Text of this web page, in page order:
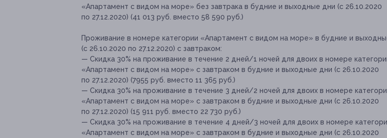
«Апартамент с видом на море» без завтрака в будние и выходные дни (с 26.10.2020
по 27.12.2020) (41 013 руб. вместо 58 590 руб.)
Проживание в номере категории «Апартамент с видом на море» в будние и
(с 26.10.2020 по 27.12.2020) с завтраком:
— Скидка 30% на проживание в течение 2 дней/1 ночей для двоих в номере
«Апартамент с видом на море» с завтраком в будние и выходные дни (с 26.10.2020
по 27.12.2020) (7955 руб. вместо 11 365 руб.)
— Скидка 30% на проживание в течение 3 дней/2 ночей для двоих в номере
«Апартамент с видом на море» с завтраком в будние и выходные дни (с 26.10.2020
по 27.12.2020) (15 911 руб. вместо 22 730 руб.)
— Скидка 30% на проживание в течение 4 дней/3 ночей для двоих в номере
«Апартамент с видом на море» с завтраком в будние и выходные дни (с 26.10.2020